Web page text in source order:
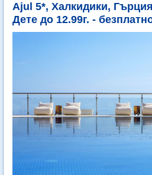
Ajul 5*, Халкидики,
Дете до 12.99г. -